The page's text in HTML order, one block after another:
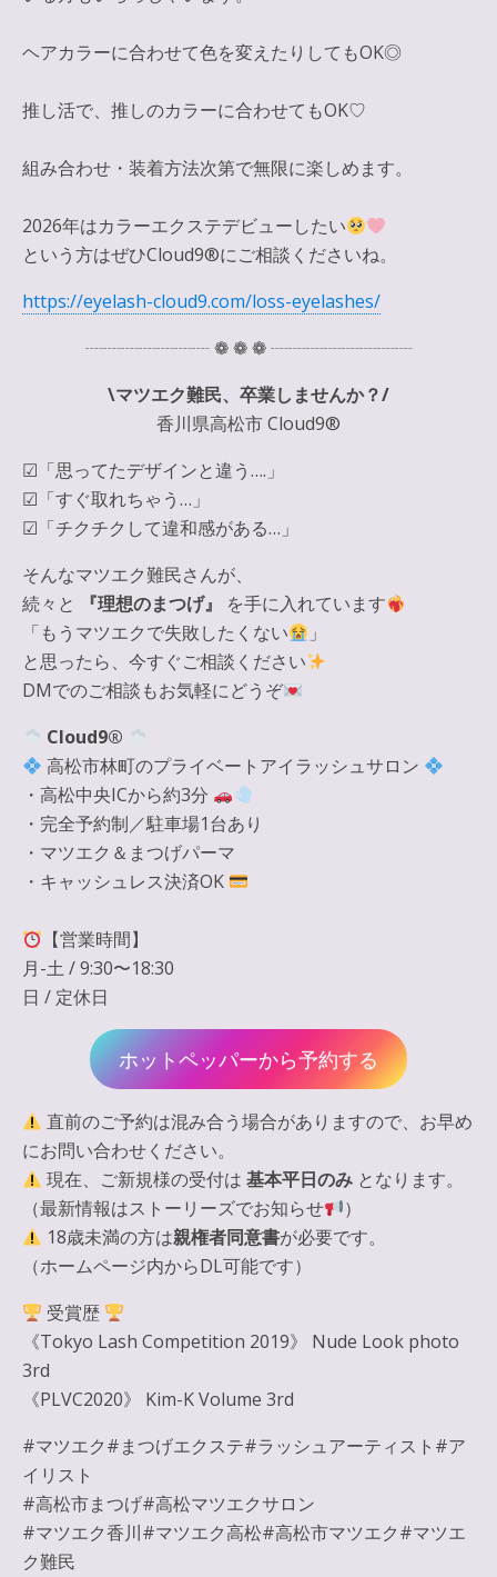
ヘアカラーに合わせて色を変えたりしてもOK◎
推し活で、推しのカラーに合わせてもOK♡
組み合わせ・装着方法次第で無限に楽しめます。
2026年はカラーエクステデビューしたい
という方はぜひCloud9®にご相談くださいね。
https://eyelash-cloud9.com/loss-eyelashes/
┈┈┈┈┈┈┈ ❁ ❁ ❁ ┈┈┈┈┈┈┈┈
\マツエク難民、卒業しませんか？/
香川県高松市 Cloud9®
☑︎「思ってたデザインと違う….」
☑︎「すぐ取れちゃう…」
☑︎「チクチクして違和感がある…」
そんなマツエク難民さんが、
続々と
『理想のまつげ』
を手に入れています
「もうマツエクで失敗したくない
」
と思ったら、今すぐご相談ください
DMでのご相談もお気軽にどうぞ
Cloud9®
高松市林町のプライベートアイラッシュサロン
・高松中央ICから約3分
・完全予約制／駐車場1台あり
・マツエク＆まつげパーマ
・キャッシュレス決済OK
【営業時間】
月-土 / 9:30〜18:30
日 / 定休日
ホットペッパーから予約する
直前のご予約は混み合う場合がありますので、お早め
にお問い合わせください。
現在、ご新規様の受付は基本平日のみ となります。
（最新情報はストーリーズでお知らせ
）
18歳未満の方は親権者同意書が必要です。
（ホームページ内からDL可能です）
受賞歴
《Tokyo Lash Competition 2019》 Nude Look photo
3rd
《PLVC2020》 Kim-K Volume 3rd
#マツエク#まつげエクステ#ラッシュアーティスト#ア
イリスト
#高松市まつげ#高松マツエクサロン
#マツエク香川#マツエク高松#高松市マツエク#マツエ
ク難民